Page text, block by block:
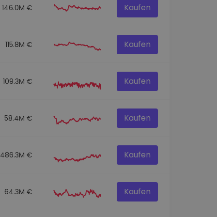
146.0M € Kaufen
115.8M € Kaufen
109.3M € Kaufen
58.4M € Kaufen
486.3M € Kaufen
64.3M € Kaufen